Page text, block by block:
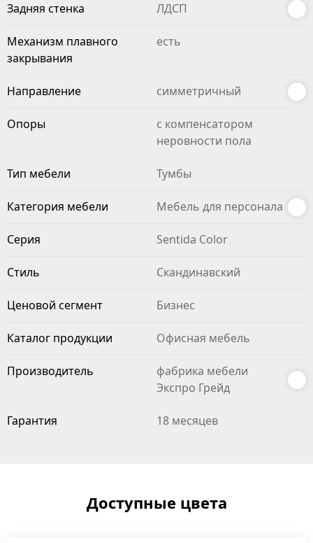
Задняя стенка ЛДСП
Механизм плавного
закрывания
есть
Направление симметричный
Опоры
с компенсатором
неровности пола
Тип мебели Тумбы
Категория мебели Мебель для персонала
Серия Sentida Color
Стиль Скандинавский
Ценовой сегмент Бизнес
Каталог продукции Офисная мебель
Производитель
фабрика мебели
Экспро Грейд
Гарантия 18 месяцев
Доступные цвета